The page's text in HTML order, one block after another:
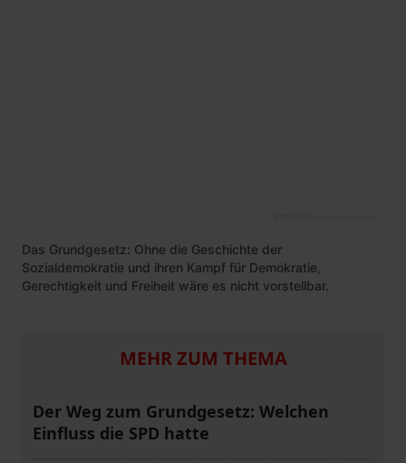
Das Grundgesetz: Ohne die Geschichte der
Sozialdemokratie und ihren Kampf für Demokratie,
Gerechtigkeit und Freiheit wäre es nicht vorstellbar.
MEHR ZUM THEMA
Der Weg zum Grundgesetz: Welchen
Einfluss die SPD hatte